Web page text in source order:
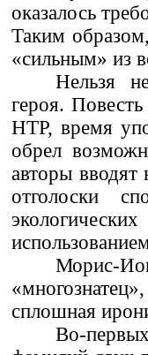
оказалось
Таким
«сильным» из
Нельзя
героя.
НТР, время
обрел
авторы вводят
отголоски
Морис-
сплошная
Во-